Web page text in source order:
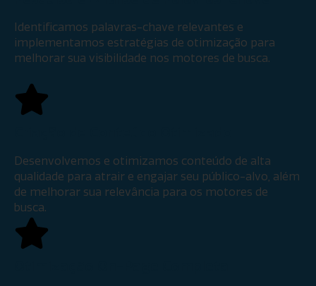
Identificamos palavras-chave relevantes e
implementamos estratégias de otimização para
melhorar sua visibilidade nos motores de busca.
Desenvolvemos e otimizamos conteúdo de alta
qualidade para atrair e engajar seu público-alvo, além
de melhorar sua relevância para os motores de
busca.